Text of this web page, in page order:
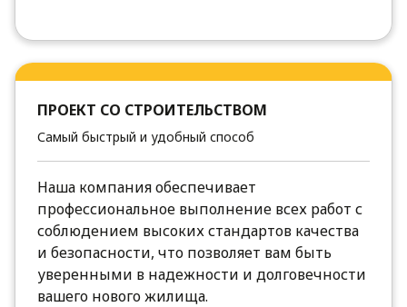
ПРОЕКТ СО СТРОИТЕЛЬСТВОМ
Самый быстрый и удобный способ
Наша компания обеспечивает
профессиональное выполнение всех работ с
соблюдением высоких стандартов качества
и безопасности, что позволяет вам быть
уверенными в надежности и долговечности
вашего нового жилища.